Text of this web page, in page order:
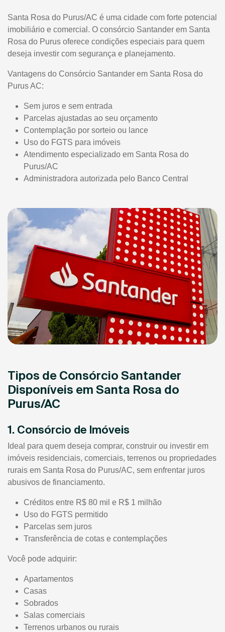
Santa Rosa do Purus/AC é uma cidade com forte potencial
imobiliário e comercial. O consórcio Santander em Santa
Rosa do Purus oferece condições especiais para quem
deseja investir com segurança e planejamento.
Vantagens do Consórcio Santander em Santa Rosa do
Purus AC:
Sem juros e sem entrada
Parcelas ajustadas ao seu orçamento
Contemplação por sorteio ou lance
Uso do FGTS para imóveis
Atendimento especializado em Santa Rosa do
Purus/AC
Administradora autorizada pelo Banco Central
Tipos de Consórcio Santander
Disponíveis em Santa Rosa do
Purus/AC
1. Consórcio de Imóveis
Ideal para quem deseja comprar, construir ou investir em
imóveis residenciais, comerciais, terrenos ou propriedades
rurais em Santa Rosa do Purus/AC, sem enfrentar juros
abusivos de financiamento.
Créditos entre R$ 80 mil e R$ 1 milhão
Uso do FGTS permitido
Parcelas sem juros
Transferência de cotas e contemplações
Você pode adquirir:
Apartamentos
Casas
Sobrados
Salas comerciais
Terrenos urbanos ou rurais